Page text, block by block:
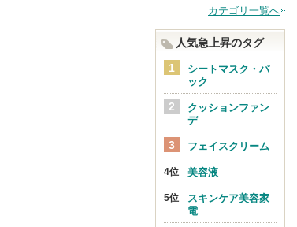
カテゴリ一覧へ
人気急上昇のタグ
シートマスク・パ
ック
クッションファン
デ
フェイスクリーム
美容液
スキンケア美容家
電